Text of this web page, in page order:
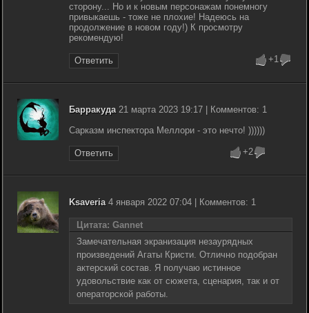
сторону... Но и к новым персонажам понемногу
привыкаешь - тоже не плохие! Надеюсь на
продолжение в новом году!) К просмотру
рекомендую!
Ответить +1
Барракуда 21 марта 2023 19:17 | Комментов: 1
Сарказм инспектора Меллори - это нечто! ))))))
Ответить +2
Ksaveria 4 января 2022 07:04 | Комментов: 1
Цитата: Gannet
Замечательная экранизация незаурядных
произведений Агаты Кристи. Отлично подобран
актерский состав. Я получаю истинное
удовольствие как от сюжета, сценария, так и от
операторской работы.